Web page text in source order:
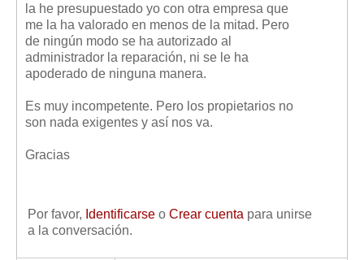
la he presupuestado yo con otra empresa que
me la ha valorado en menos de la mitad. Pero
de ningún modo se ha autorizado al
administrador la reparación, ni se le ha
apoderado de ninguna manera.
Es muy incompetente. Pero los propietarios no
son nada exigentes y así nos va.
Gracias
Por favor, Identificarse o Crear cuenta para unirse
a la conversación.